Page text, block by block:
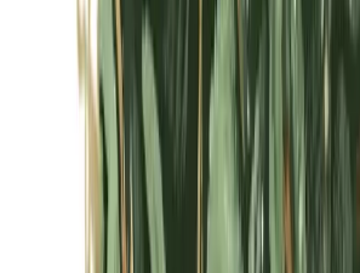
Kapseln